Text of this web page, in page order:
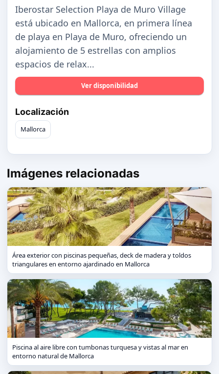
Iberostar Selection Playa de Muro Village
está ubicado en Mallorca, en primera línea
de playa en Playa de Muro, ofreciendo un
alojamiento de 5 estrellas con amplios
espacios de relax...
Ver disponibilidad
Localización
Mallorca
Imágenes relacionadas
Área exterior con piscinas pequeñas, deck de madera y toldos
triangulares en entorno ajardinado en Mallorca
Piscina al aire libre con tumbonas turquesa y vistas al mar en
entorno natural de Mallorca